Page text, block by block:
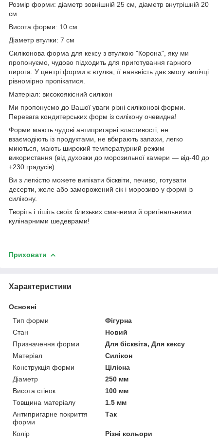
Розмір форми: діаметр зовнішній 25 см, діаметр внутрішній 20
см
Висота форми: 10 см
Діаметр втулки: 7 см
Силіконова форма для кексу з втулкою "Корона", яку ми
пропонуємо, чудово підходить для приготування гарного
пирога. У центрі форми є втулка, її наявність дає змогу випічці
рівномірно пропікатися.
Матеріал: високоякісний силікон
Ми пропонуємо до Вашої уваги різні силіконові форми.
Перевага кондитерських форм із силікону очевидна!
Форми мають чудові антипригарні властивості, не
взаємодіють із продуктами, не вбирають запахи, легко
миються, мають широкий температурний режим
використання (від духовки до морозильної камери — від-40 до
+230 градусів).
Ви з легкістю можете випікати бісквіти, печиво, готувати
десерти, желе або заморожений сік і морозиво у формі із
силікону.
Творіть і тішіть своїх близьких смачними й оригінальними
кулінарними шедеврами!
Приховати
Характеристики
Основні
Тип форми
Фігурна
Стан
Новий
Призначення форми
Для бісквіта, Для кексу
Матеріал
Силікон
Конструкція форми
Цілісна
Діаметр
250 мм
Висота стінок
100 мм
Товщина матеріалу
1.5 мм
Антипригарне покриття
форми
Так
Колір Різні кольори